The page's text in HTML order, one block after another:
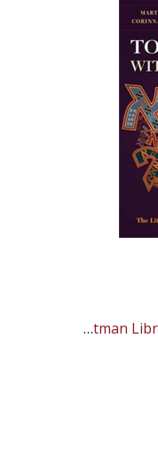
The Littman Library of Jewish Civilization